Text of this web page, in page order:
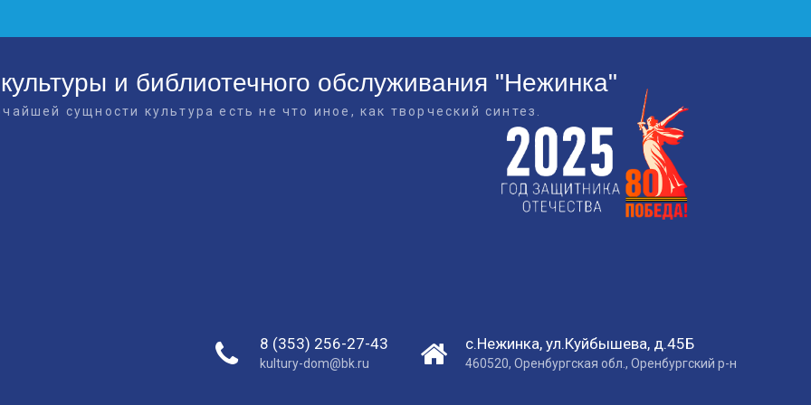
и библиотечного обслуживания "Нежинка"
сущности культура есть не что иное, как творческий синтез.
8 (353) 256-27-43
kultury-dom@bk.ru
с.Нежинка, ул.Куйбышева, д.45Б
460520, Оренбургская обл., Оренбургский р-н